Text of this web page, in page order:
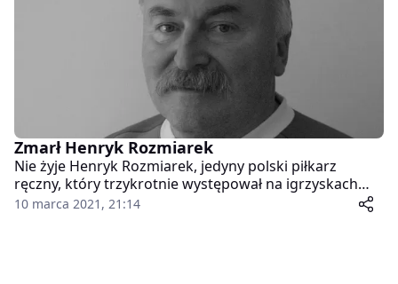
Zmarł Henryk Rozmiarek
Nie żyje Henryk Rozmiarek, jedyny polski piłkarz
ręczny, który trzykrotnie występował na igrzyskach
olimpijskich. Brązowy medalista Igrzysk Olimpijskich w
10 marca 2021, 21:14